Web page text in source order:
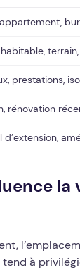
prestations,
rénovation
d’extension,
la
à